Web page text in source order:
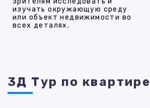
изучать окружающую среду
или объект недвижимости во
всех деталях.
3Д Тур по квартире